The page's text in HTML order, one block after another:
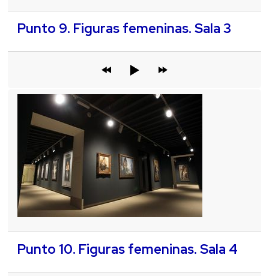
Punto 9. Figuras femeninas. Sala 3
Punto 10. Figuras femeninas. Sala 4